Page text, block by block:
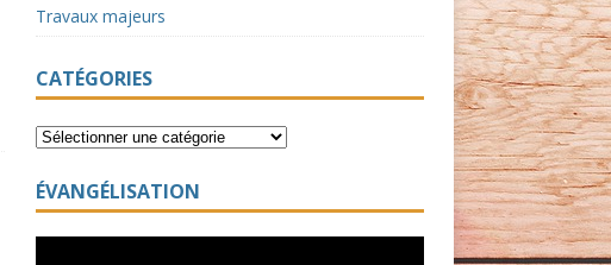
Travaux majeurs
CATÉGORIES
ÉVANGÉLISATION